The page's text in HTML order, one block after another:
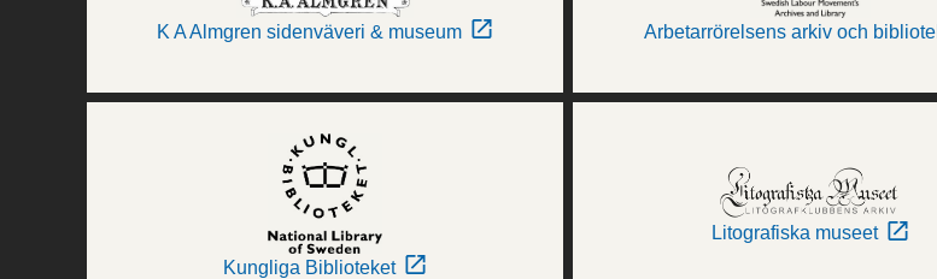
K A Almgren sidenväveri & museum Arbetarrörelsens arkiv och
Kungliga Biblioteket
Litografiska museet